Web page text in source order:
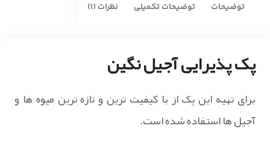
توضیحات توضیحات تکمیلی نظرات (1)
پک پذیرایی آجیل نگین
برای تهیه این پک از با کیفیت ترین و تازه ترین میوه ها و
آجیل ها استفاده شده است.